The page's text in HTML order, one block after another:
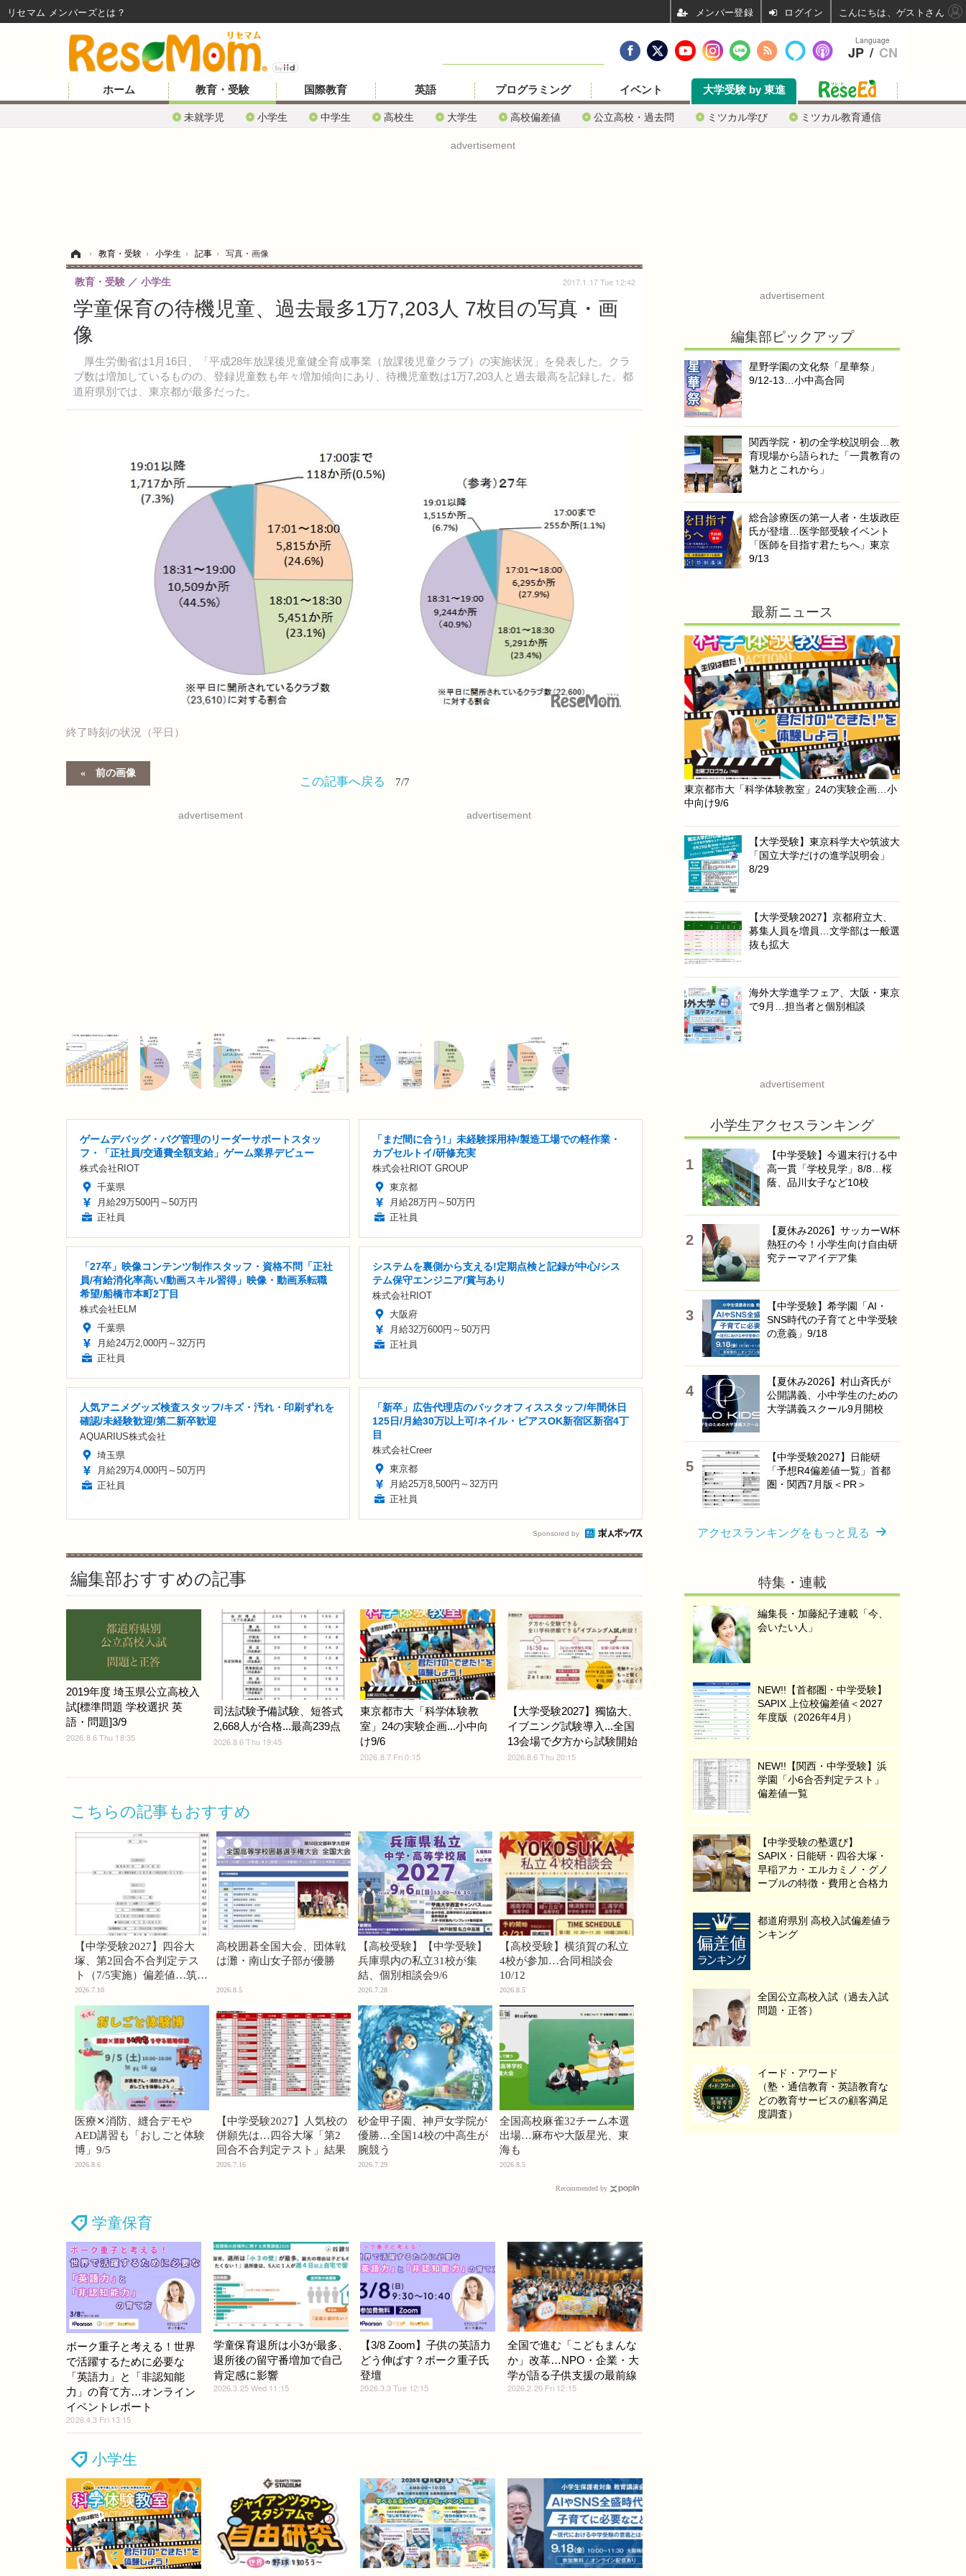
ホーム 教育・受験
未就学児 小学生 中学生 高校生 大学生 高校偏差値 公立高校・過去問 ミツカル学び ミツカル教育通信
国際教育 英語 プログラミング イベント 大学受験 by 東進
advertisement
› 教育・受験 › 小学生 › 記事 › 写真・画像
学童保育の待機児童、過去最多1万7,203人 7枚目の写真・画
像
厚生労働省は1月16日、「平成28年放課後児童健全育成事業（放課後児童クラブ）の実施状況」を発表した。クラ
ブ数は増加しているものの、登録児童数も年々増加傾向にあり、待機児童数は1万7,203人と過去最高を記録した。都
道府県別では、東京都が最多だった。
教育・受験 小学生 2017.1.17 Tue 12:42
終了時刻の状況（平日）
前の画像
この記事へ戻る 7/7
advertisement advertisement
ゲームデバッグ・バグ管理のリーダーサポートスタッ
フ・「正社員/交通費全額支給」ゲーム業界デビュー
株式会社RIOT
千葉県
月給29万500円～50万円
正社員
「まだ間に合う!」未経験採用枠/製造工場での軽作業・
カプセルトイ/研修充実
株式会社RIOT GROUP
東京都
月給28万円～50万円
正社員
「27卒」映像コンテンツ制作スタッフ・資格不問「正社
員/有給消化率高い/動画スキル習得」映像・動画系転職
希望/船橋市本町2丁目
株式会社ELM
千葉県
月給24万2,000円～32万円
正社員
システムを裏側から支える!定期点検と記録が中心/シス
テム保守エンジニア/賞与あり
株式会社RIOT
大阪府
月給32万600円～50万円
正社員
人気アニメグッズ検査スタッフ/キズ・汚れ・印刷ずれを
確認/未経験歓迎/第二新卒歓迎
AQUARIUS株式会社
埼玉県
月給29万4,000円～50万円
正社員
「新卒」広告代理店のバックオフィススタッフ/年間休日
125日/月給30万以上可/ネイル・ピアスOK新宿区新宿4丁
目
株式会社Creer
東京都
月給25万8,500円～32万円
正社員
Sponsored by
編集部おすすめの記事
2019年度 埼玉県公立高校入
試[標準問題 学校選択 英
語・問題]3/9
2026.8.6 Thu 18:35
司法試験予備試験、短答式
2,668人が合格...最高239点
2026.8.6 Thu 19:45
東京都市大「科学体験教
室」24の実験企画...小中向
け9/6
2026.8.7 Fri 0:15
【大学受験2027】獨協大、
イブニング試験導入...全国
13会場で夕方から試験開始
2026.8.6 Thu 20:15
こちらの記事もおすすめ
【中学受験2027】四谷大
塚、第2回合不合判定テス
ト（7/5実施）偏差値…筑駒
74・桜蔭70＜PR＞
2026.7.10
高校囲碁全国大会、団体戦
は灘・南山女子部が優勝
2026.8.5
【高校受験】【中学受験】
兵庫県内の私立31校が集
結、個別相談会9/6
2026.7.28
【高校受験】横須賀の私立
4校が参加…合同相談会
10/12
2026.8.5
医療✕消防、縫合デモや
AED講習も「おしごと体験
博」9/5
2026.8.6
【中学受験2027】人気校の
併願先は…四谷大塚「第2
回合不合判定テスト」結果
2026.7.16
砂金甲子園、神戸女学院が
優勝…全国14校の中高生が
腕競う
2026.7.29
全国高校麻雀32チーム本選
出場…麻布や大阪星光、東
海も
2026.8.5
Recommended by
学童保育
ボーク重子と考える！世界
で活躍するために必要な
「英語力」と「非認知能
力」の育て方…オンライン
イベントレポート
2026.4.3 Fri 13:15
学童保育退所は小3が最多、
退所後の留守番増加で自己
肯定感に影響
2026.3.25 Wed 11:15
【3/8 Zoom】子供の英語力
どう伸ばす？ボーク重子氏
登壇
2026.3.3 Tue 12:15
全国で進む「こどもまんな
か」改革…NPO・企業・大
学が語る子供支援の最前線
2026.2.20 Fri 12:15
小学生
advertisement
編集部ピックアップ
星野学園の文化祭「星華祭」
9/12-13…小中高合同
関西学院・初の全学校説明会…教
育現場から語られた「一貫教育の
魅力とこれから」
総合診療医の第一人者・生坂政臣
氏が登壇…医学部受験イベント
「医師を目指す君たちへ」東京
9/13
最新ニュース
東京都市大「科学体験教室」24の実験企画…小
中向け9/6
【大学受験】東京科学大や筑波大
「国立大学だけの進学説明会」
8/29
【大学受験2027】京都府立大、
募集人員を増員…文学部は一般選
抜も拡大
海外大学進学フェア、大阪・東京
で9月…担当者と個別相談
advertisement
小学生アクセスランキング
【中学受験】今週末行ける中
高一貫「学校見学」8/8…桜
蔭、品川女子など10校
【夏休み2026】サッカーW杯
熱狂の今！小学生向け自由研
究テーマアイデア集
【中学受験】希学園「AI・
SNS時代の子育てと中学受験
の意義」9/18
【夏休み2026】村山斉氏が
公開講義、小中学生のための
大学講義スクール9月開校
【中学受験2027】日能研
「予想R4偏差値一覧」首都
圏・関西7月版＜PR＞
アクセスランキングをもっと見る
特集・連載
編集長・加藤紀子連載「今、
会いたい人」
NEW!!【首都圏・中学受験】
SAPIX 上位校偏差値＜2027
年度版（2026年4月）
NEW!!【関西・中学受験】浜
学園「小6合否判定テスト」
偏差値一覧
【中学受験の塾選び】
SAPIX・日能研・四谷大塚・
早稲アカ・エルカミノ・グノ
ーブルの特徴・費用と合格力
都道府県別 高校入試偏差値ラ
ンキング
全国公立高校入試（過去入試
問題・正答）
イード・アワード
（塾・通信教育・英語教育な
どの教育サービスの顧客満足
度調査）
Language
JP / CN
リセマム メンバーズ ログイン こんにちは、ゲストさん